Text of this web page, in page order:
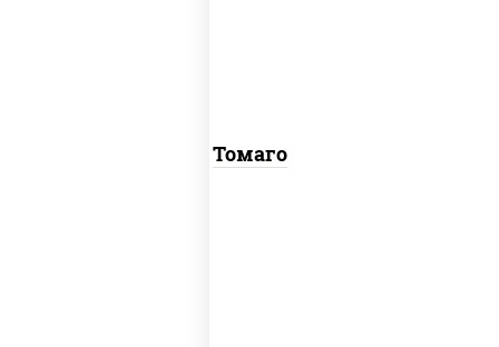
Томаго